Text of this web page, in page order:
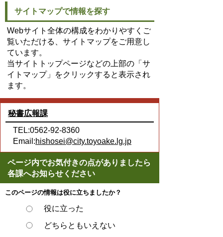
サイトマップで情報を探す
Webサイト全体の構成をわかりやすくご
覧いただける、サイトマップをご用意し
ています。
当サイトトップページなどの上部の「サ
イトマップ」をクリックすると表示され
ます。
秘書広報課
TEL:0562-92-8360
Email:hishosei@city.toyoake.lg.jp
ページ内でお気付きの点がありましたら
各課へお知らせください
このページの情報は役に立ちましたか？
役に立った
どちらともいえない